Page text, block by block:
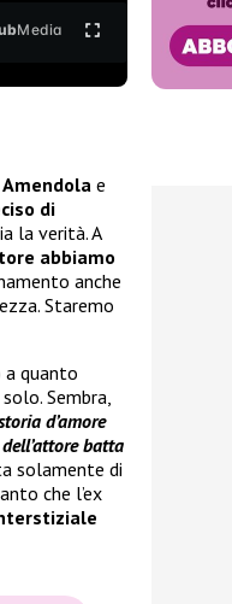
Media
e
di
la verità. A
abbiamo
anche
Staremo
a quanto
Sembra,
d’amore
batta
solamente di
che l’ex